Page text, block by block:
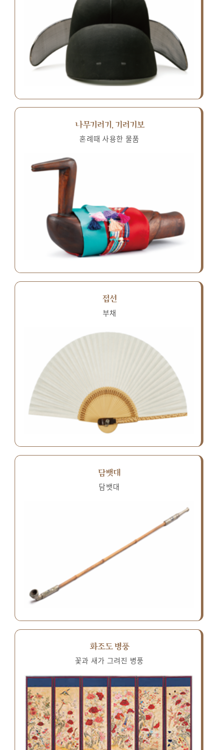
나무기러기, 기러기보
혼례때 사용한 물품
접선
부채
담뱃대
담뱃대
화조도 병풍
꽃과 새가 그려진 병풍